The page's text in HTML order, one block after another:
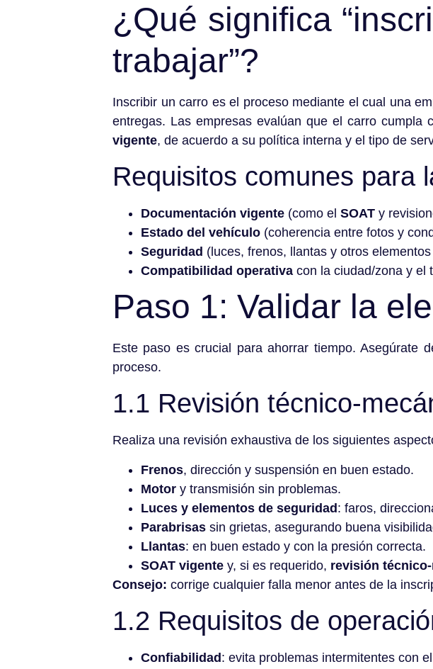
¿Qué significa
trabajar”?
Inscribir un carro es el proceso mediante el cual una
entregas. Las empresas evalúan que el carro cumpla
vigente, de acuerdo a su política interna y el tipo de
Requisitos comunes para
Documentación vigente (como el SOAT y
Estado del vehículo (coherencia entre fotos y
Seguridad (luces, frenos, llantas y otros
Compatibilidad operativa con la ciudad/zona y el
Paso 1: Validar la
Este paso es crucial para ahorrar tiempo. Asegúrate
proceso.
1.1 Revisión técnico-
Realiza una revisión exhaustiva de los siguientes
Frenos, dirección y suspensión en buen estado.
Motor y transmisión sin problemas.
Luces y elementos de seguridad: faros,
Parabrisas sin grietas, asegurando buena
Llantas: en buen estado y con la presión correcta.
SOAT vigente y, si es requerido, revisión
Consejo: corrige cualquier falla menor antes de la
1.2 Requisitos de
Confiabilidad : evita problemas intermitentes con